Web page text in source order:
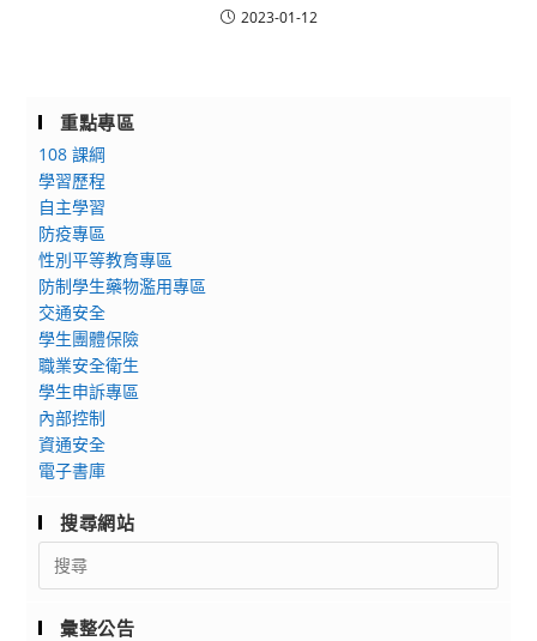
2023-01-12
重點專區
108 課綱
學習歷程
自主學習
防疫專區
性別平等教育專區
防制學生藥物濫用專區
交通安全
學生團體保險
職業安全衛生
學生申訴專區
內部控制
資通安全
電子書庫
搜尋網站
Search
for:
彙整公告